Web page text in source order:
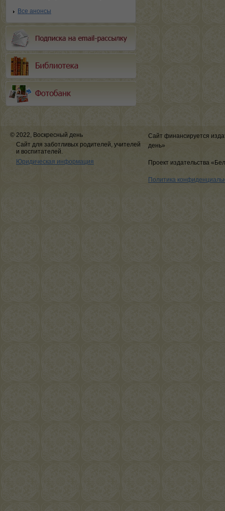
Все анонсы
© 2022, Воскресный день
Сайт для заботливых родителей, учителей
и воспитателей.
Юридическая информация
Сайт финансируется
день»
Проект издательства
Политика